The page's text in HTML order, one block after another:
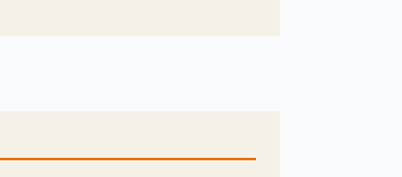
生活挑戰。